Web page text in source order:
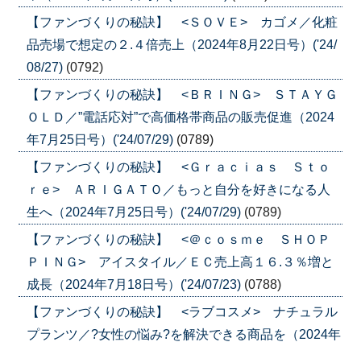
【ファンづくりの秘訣】 <ＳＯＶＥ> カゴメ／化粧
品売場で想定の２.４倍売上（2024年8月22日号）('24/
08/27) (0792)
【ファンづくりの秘訣】 <ＢＲＩＮＧ> ＳＴＡＹＧ
ＯＬＤ／”電話応対”で高価格帯商品の販売促進（2024
年7月25日号）('24/07/29) (0789)
【ファンづくりの秘訣】 <Ｇｒａｃｉａｓ Ｓｔｏ
ｒｅ> ＡＲＩＧＡＴＯ／もっと自分を好きになる人
生へ（2024年7月25日号）('24/07/29) (0789)
【ファンづくりの秘訣】 <＠ｃｏｓｍｅ ＳＨＯＰ
ＰＩＮＧ> アイスタイル／ＥＣ売上高１６.３％増と
成長（2024年7月18日号）('24/07/23) (0788)
【ファンづくりの秘訣】 <ラブコスメ> ナチュラル
プランツ／?女性の悩み?を解決できる商品を（2024年